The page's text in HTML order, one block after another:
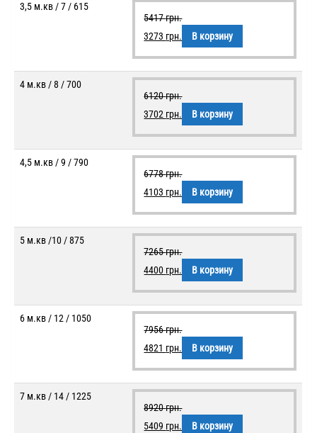
3,5 м.кв / 7 / 615
5417грн.
3273 грн. В корзину
4 м.кв / 8 / 700
6120грн.
3702 грн. В корзину
4,5 м.кв / 9 / 790
6778грн.
4103 грн. В корзину
5 м.кв /10 / 875
7265грн.
4400 грн. В корзину
6 м.кв / 12 / 1050
7956грн.
4821 грн. В корзину
7 м.кв / 14 / 1225
8920грн.
5409 грн. В корзину